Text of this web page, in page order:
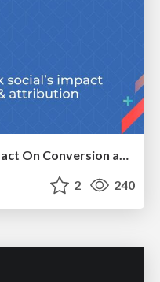
Measuring Dark Social's Impact On Conversion and Attribution
2 240